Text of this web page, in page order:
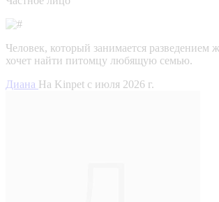
Человек, который занимается разведением
хочет найти питомцу любящую семью.
Диана На Kinpet c июля 2026 г.